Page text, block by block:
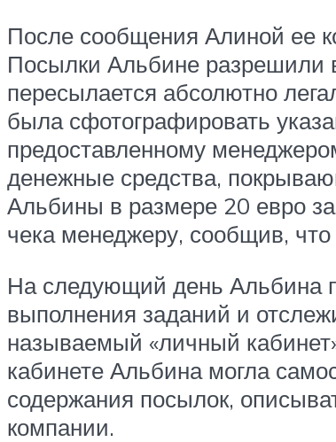
После сообщения Алиной ее
Посылки Альбине разрешили
пересылается абсолютно
была сфотографировать
предоставленному
денежные средства,
Альбины в размере 20 евро
чека менеджеру, сообщив,
На следующий день Альбина
выполнения заданий и
называемый «личный
кабинете Альбина могла
содержания посылок,
компании.